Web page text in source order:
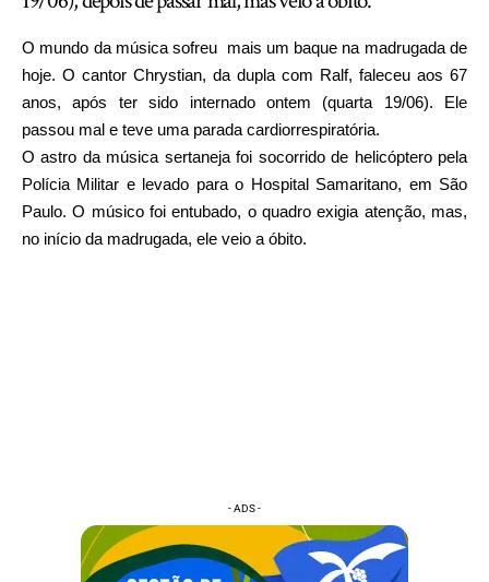
O mundo da música sofreu mais um baque na madrugada de
hoje. O cantor Chrystian, da dupla com Ralf, faleceu aos 67
anos, após ter sido internado ontem (quarta 19/06). Ele
passou mal e teve uma parada cardiorrespiratória.
O astro da música sertaneja foi socorrido de helicóptero pela
Polícia Militar e levado para o Hospital Samaritano, em São
Paulo. O músico foi entubado, o quadro exigia atenção, mas,
no início da madrugada, ele veio a óbito.
- ADS -